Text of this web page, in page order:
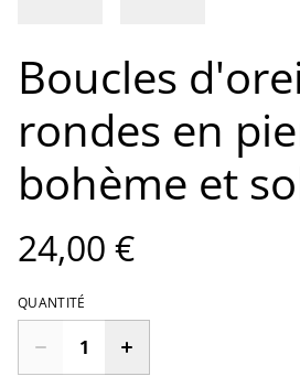
Boucles
rondes en
bohème et
24,00 €
QUANTITÉ